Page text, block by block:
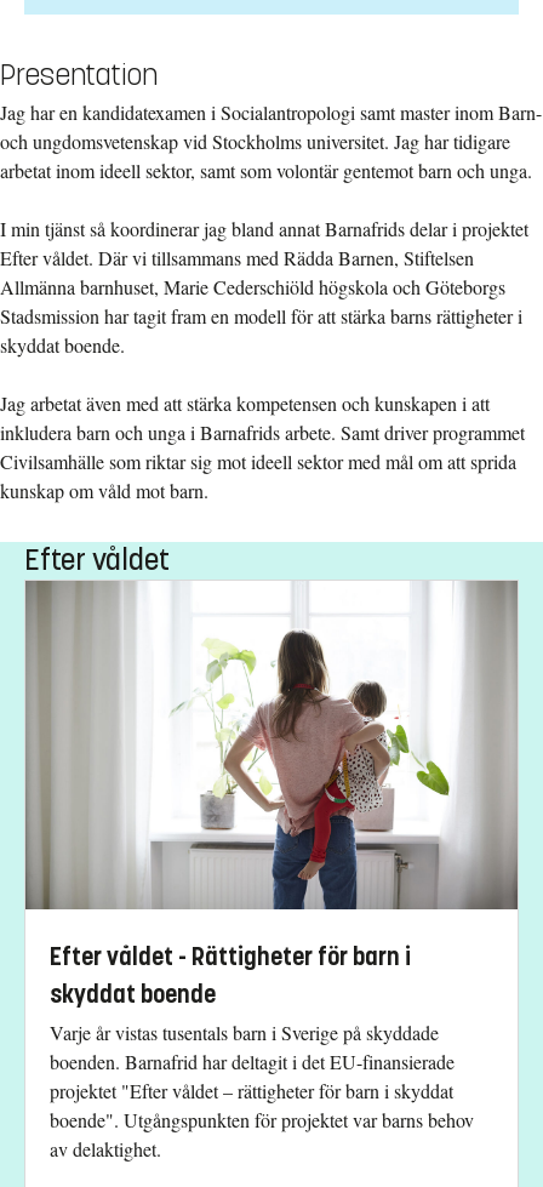
Presentation
Jag har en kandidatexamen i Socialantropologi samt master inom Barn-
och ungdomsvetenskap vid Stockholms universitet. Jag har tidigare
arbetat inom ideell sektor, samt som volontär gentemot barn och unga.
I min tjänst så koordinerar jag bland annat Barnafrids delar i projektet
Efter våldet. Där vi tillsammans med Rädda Barnen, Stiftelsen
Allmänna barnhuset, Marie Cederschiöld högskola och Göteborgs
Stadsmission har tagit fram en modell för att stärka barns rättigheter i
skyddat boende.
Jag arbetat även med att stärka kompetensen och kunskapen i att
inkludera barn och unga i Barnafrids arbete. Samt driver programmet
Civilsamhälle som riktar sig mot ideell sektor med mål om att sprida
kunskap om våld mot barn.
Efter våldet
Efter våldet - Rättigheter för barn i
skyddat boende
Varje år vistas tusentals barn i Sverige på skyddade
boenden. Barnafrid har deltagit i det EU-finansierade
projektet "Efter våldet – rättigheter för barn i skyddat
boende". Utgångspunkten för projektet var barns behov
av delaktighet.